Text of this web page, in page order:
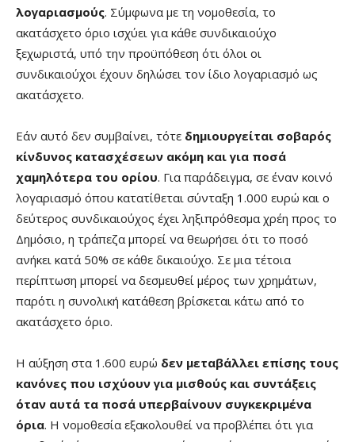
λογαριασμούς. Σύμφωνα με τη νομοθεσία, το
ακατάσχετο όριο ισχύει για κάθε συνδικαιούχο
ξεχωριστά, υπό την προϋπόθεση ότι όλοι οι
συνδικαιούχοι έχουν δηλώσει τον ίδιο λογαριασμό ως
ακατάσχετο.
Εάν αυτό δεν συμβαίνει, τότε δημιουργείται σοβαρός
κίνδυνος κατασχέσεων ακόμη και για ποσά
χαμηλότερα του ορίου. Για παράδειγμα, σε έναν κοινό
λογαριασμό όπου κατατίθεται σύνταξη 1.000 ευρώ και ο
δεύτερος συνδικαιούχος έχει ληξιπρόθεσμα χρέη προς το
Δημόσιο, η τράπεζα μπορεί να θεωρήσει ότι το ποσό
ανήκει κατά 50% σε κάθε δικαιούχο. Σε μια τέτοια
περίπτωση μπορεί να δεσμευθεί μέρος των χρημάτων,
παρότι η συνολική κατάθεση βρίσκεται κάτω από το
ακατάσχετο όριο.
Η αύξηση στα 1.600 ευρώ δεν μεταβάλλει επίσης τους
κανόνες που ισχύουν για μισθούς και συντάξεις
όταν αυτά τα ποσά υπερβαίνουν συγκεκριμένα
όρια. Η νομοθεσία εξακολουθεί να προβλέπει ότι για